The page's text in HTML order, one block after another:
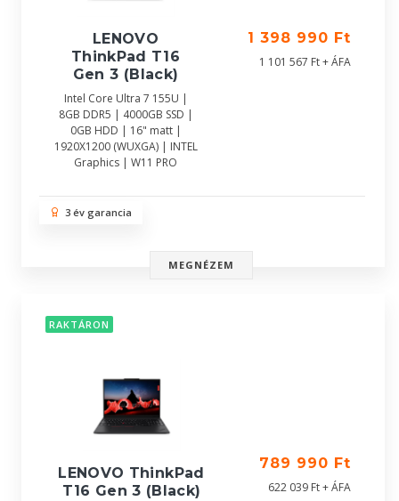
LENOVO
ThinkPad T16
Gen 3 (Black)
Intel Core Ultra 7 155U |
8GB DDR5 | 4000GB SSD |
0GB HDD | 16" matt |
1920X1200 (WUXGA) | INTEL
Graphics | W11 PRO
1 398 990 Ft
1 101 567 Ft + ÁFA
3 év garancia
MEGNÉZEM
RAKTÁRON
LENOVO ThinkPad
T16 Gen 3 (Black)
789 990 Ft
622 039 Ft + ÁFA